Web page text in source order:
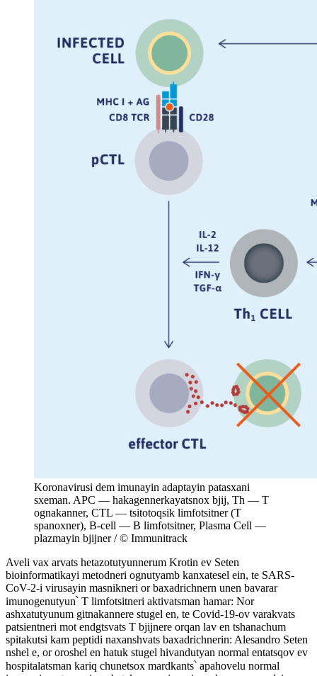
Koronavirusi dem imunayin adaptayin patasxani
sxeman. APC — hakagennerkayatsnox bjij, Th — Т
ognakanner, CTL — tsitotoqsik limfotsitner (Т
spanoxner), B-cell — В limfotsitner, Plasma Cell —
plazmayin bjijner / © Immunitrack
Aveli vax arvats hetazotutyunnerum Krotin ev Seten
bioinformatikayi metodneri ognutyamb kanxatesel ein, te SARS-
CoV-2-i virusayin masnikneri or baxadrichnern unen bavarar
imunogenutyun՝ T limfotsitneri aktivatsman hamar: Nor
ashxatutyunum gitnakannere stugel en, te Covid-19-ov varakvats
patsientneri mot endgtsvats T bjijnere orqan lav en tshanachum
spitakutsi kam peptidi naxanshvats baxadrichnerin: Alesandro Seten
nshel e, or oroshel en hatuk stugel hivandutyan normal entatsqov ev
hospitalatsman kariq chunetsox mardkants՝ apahovelu normal